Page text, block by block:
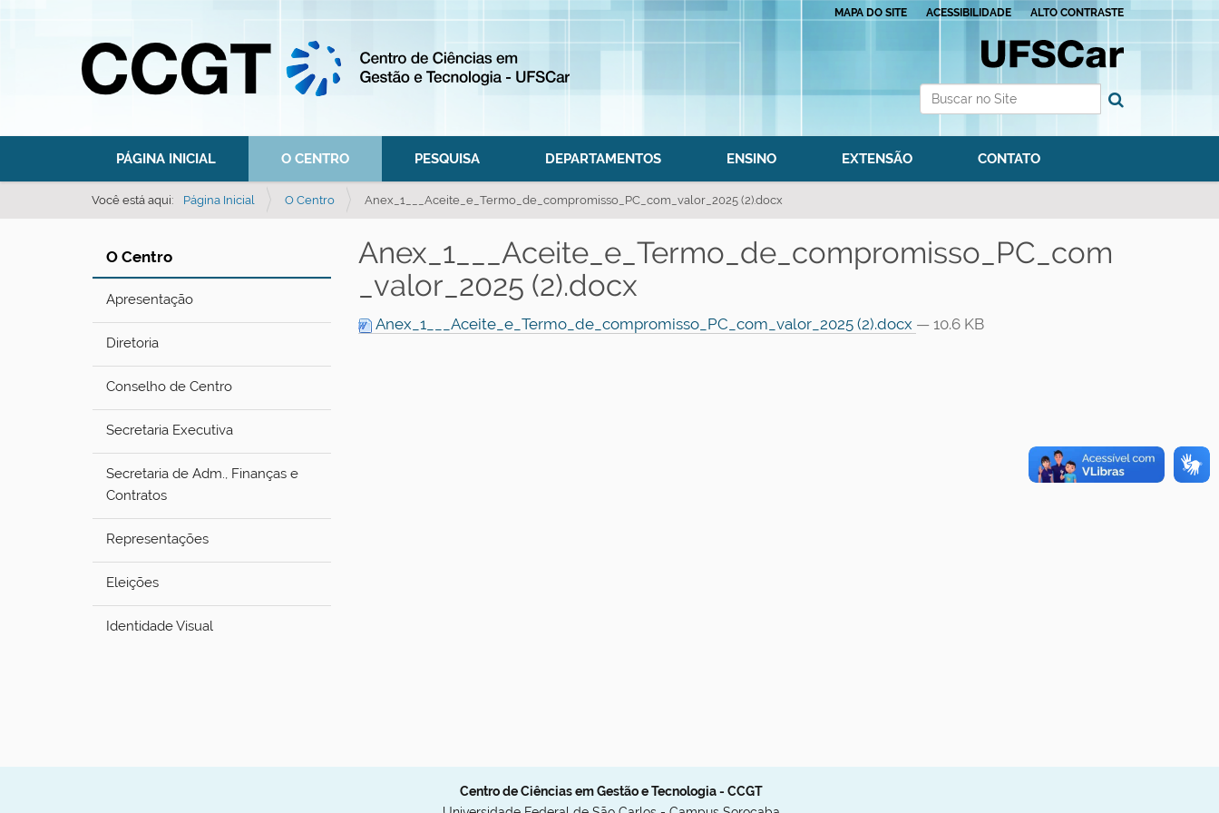
Busca
MAPA DO SITE ACESSIBILIDADE ALTO CONTRASTE
PÁGINA INICIAL O CENTRO PESQUISA DEPARTAMENTOS ENSINO EXTENSÃO CONTATO
Você está aqui: Página Inicial O Centro Anex_1___Aceite_e_Termo_de_compromisso_PC_com_valor_2025 (2).docx
O Centro
Apresentação
Diretoria
Conselho de Centro
Secretaria Executiva
Secretaria de Adm., Finanças e
Contratos
Representações
Eleições
Identidade Visual
Anex_1___Aceite_e_Termo_de_compromisso_PC_com
_valor_2025 (2).docx
Anex_1___Aceite_e_Termo_de_compromisso_PC_com_valor_2025 (2).docx — 10.6 KB
Centro de Ciências em Gestão e Tecnologia - CCGT